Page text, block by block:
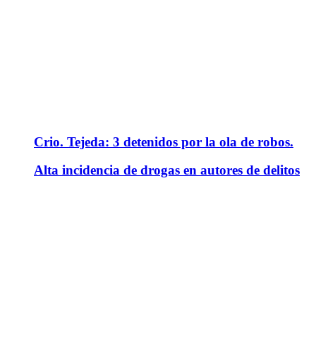
Crio. Tejeda: 3 detenidos por la ola de robos.
Alta incidencia de drogas en autores de delitos